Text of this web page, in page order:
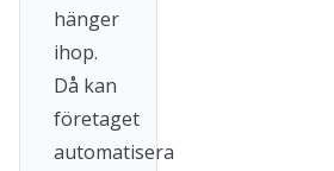
hänger
ihop.
Då kan
företaget
automatisera